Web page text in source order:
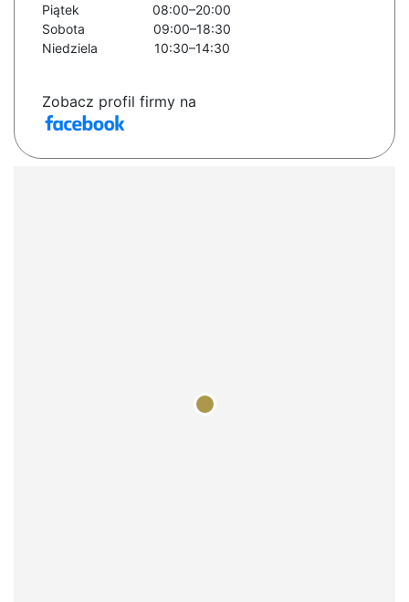
Piątek
08:00–20:00
Sobota
09:00–18:30
Niedziela
10:30–14:30
Zobacz profil firmy na